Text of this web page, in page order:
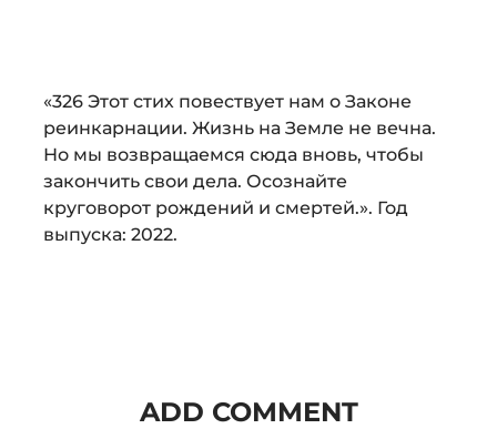
Audio
Player
«326 Этот стих повествует нам о Законе
реинкарнации. Жизнь на Земле не вечна.
Но мы возвращаемся сюда вновь, чтобы
закончить свои дела. Осознайте
круговорот рождений и смертей.». Год
выпуска: 2022.
ADD COMMENT